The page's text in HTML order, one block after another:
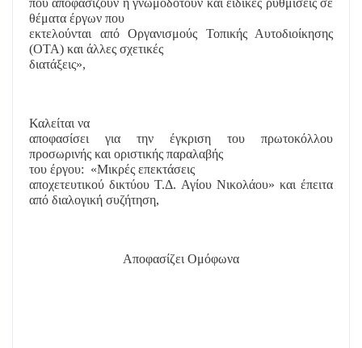
που αποφασίζουν ή γνωμοδοτούν και ειδικές ρυθμίσεις σε
θέματα έργων που
εκτελούνται από Οργανισμούς Τοπικής Αυτοδιοίκησης
(ΟΤΑ) και άλλες σχετικές
διατάξεις»,
Καλείται να
αποφασίσει για την έγκριση του πρωτοκόλλου
προσωρινής και οριστικής παραλαβής
του έργου: «Μικρές επεκτάσεις
αποχετευτικού δικτύου Τ.Δ. Αγίου Νικολάου» και έπειτα
από διαλογική συζήτηση,
Αποφασίζει Ομόφωνα